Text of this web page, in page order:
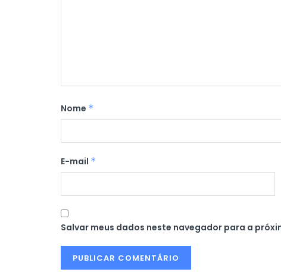
Nome *
E-mail *
Salvar meus dados neste navegador para a